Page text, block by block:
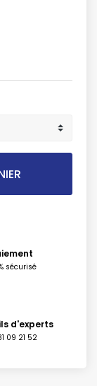
sécurisé
d'experts
09 21 52